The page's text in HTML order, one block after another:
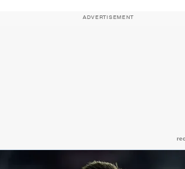
ADVERTISEMENT